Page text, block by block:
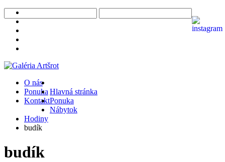
O nás
Ponuka
Kontakt
Hlavná stránka
Ponuka
Nábytok
Hodiny
budík
budík